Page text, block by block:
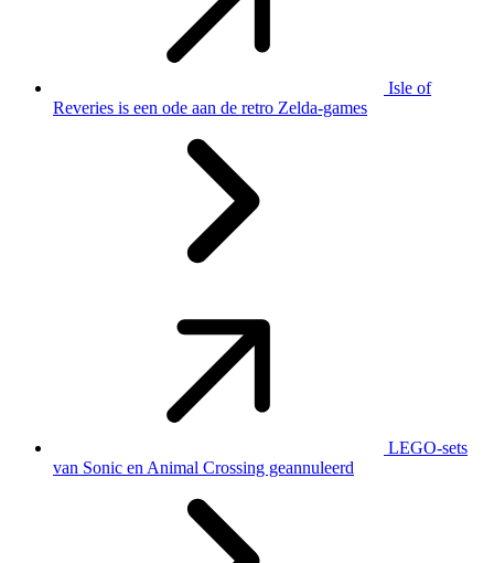
Isle of
Reveries is een ode aan de retro Zelda-games
LEGO-sets
van Sonic en Animal Crossing geannuleerd